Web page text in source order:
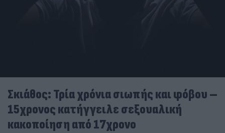
Σκιάθος: Τρία χρόνια σιωπής και φόβου –
15χρονος κατήγγειλε σεξουαλική
κακοποίηση από 17χρονο